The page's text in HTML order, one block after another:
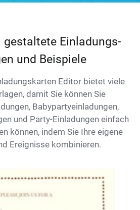
Einladungs-
und Beispiele
Editor bietet viele
damit Sie können Sie
Babypartyeinladungen,
und Party-Einladungen einfach
können, indem Sie Ihre eigene
Ereignisse kombinieren.